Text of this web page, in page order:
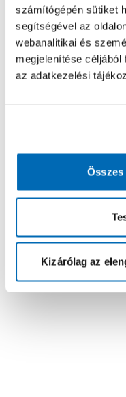
számítógépén sütiket
segítségével az
webanalitikai és
megjelenítése céljából
az adatkezelési
Összes
Kizárólag az